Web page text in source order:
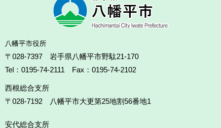
八幡平市役所
〒028-7397 岩手県八幡平市野駄21-170
Tel：0195-74-2111 Fax：0195-74-2102
西根総合支所
〒028-7192
八幡平市大更第25地割56番地1
安代総合支所